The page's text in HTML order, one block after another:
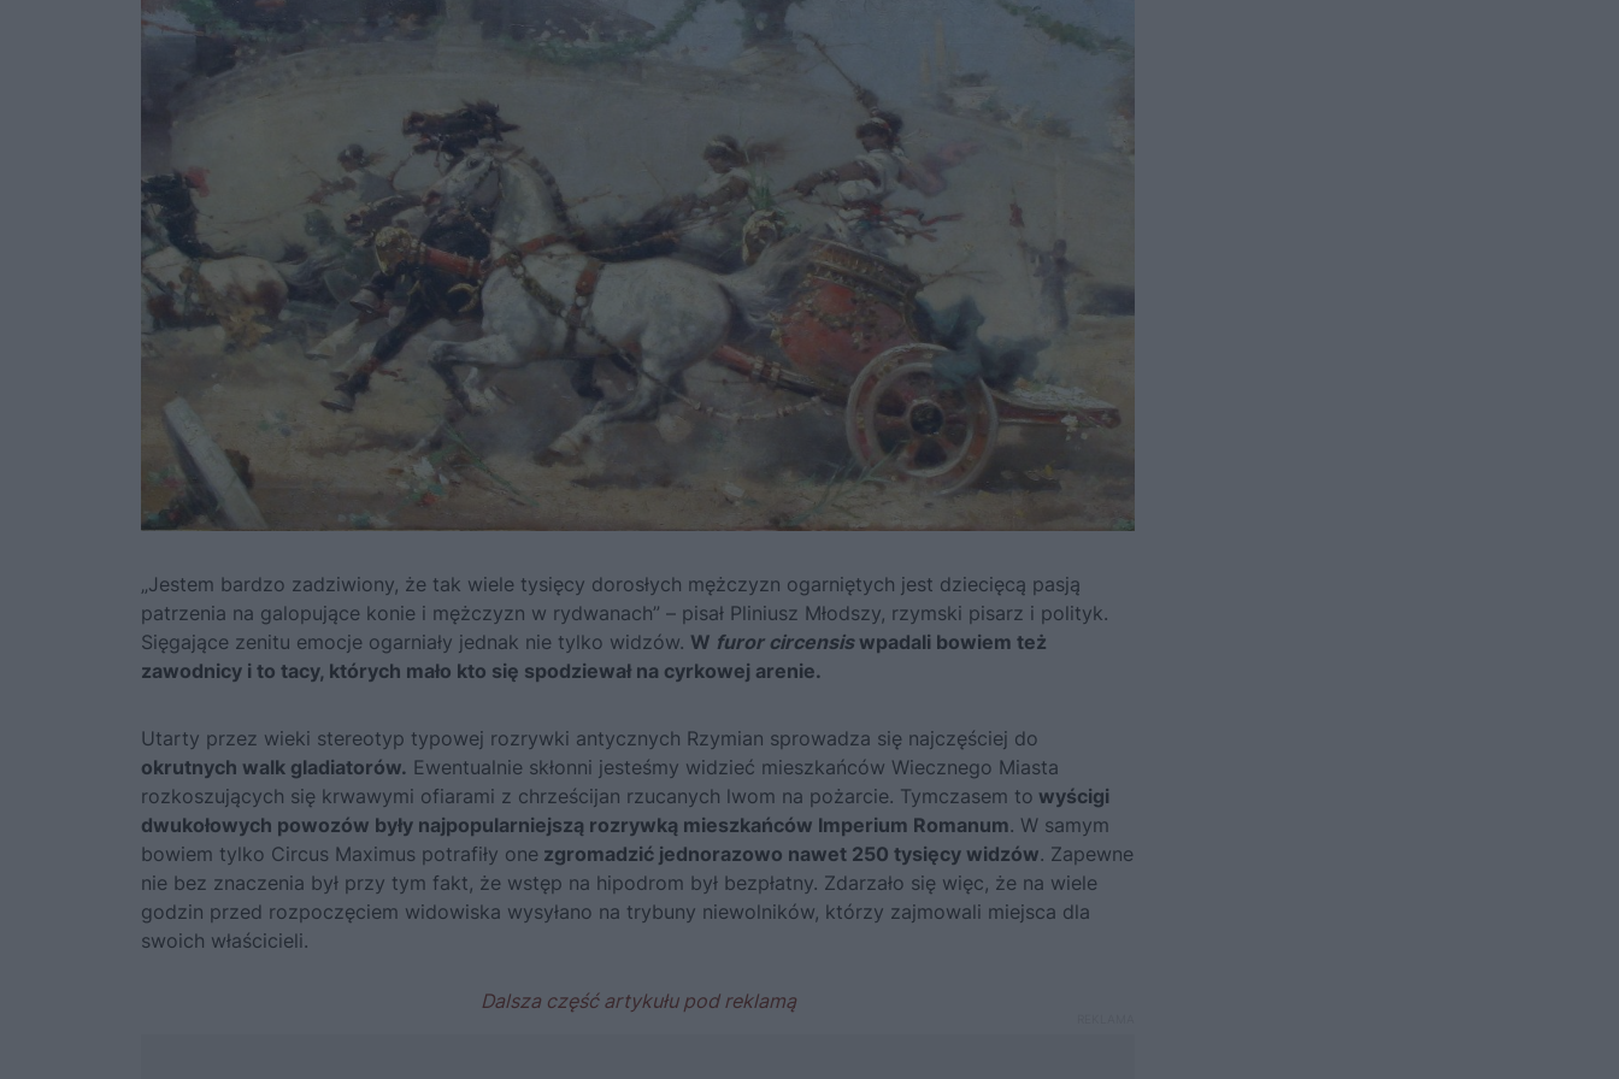
„Jestem bardzo zadziwiony, że tak wiele tysięcy dorosłych mężczyzn ogarniętych jest dziecięcą pasją
patrzenia na galopujące konie i mężczyzn w rydwanach” – pisał Pliniusz Młodszy, rzymski pisarz i polityk.
Sięgające zenitu emocje ogarniały jednak nie tylko widzów. W furor circensiswpadali bowiem też
zawodnicy i to tacy, których mało kto się spodziewał na cyrkowej arenie.
Utarty przez wieki stereotyp typowej rozrywki antycznych Rzymian sprowadza się najczęściej do
okrutnych walk gladiatorów. Ewentualnie skłonni jesteśmy widzieć mieszkańców Wiecznego Miasta
rozkoszujących się krwawymi ofiarami z chrześcijan rzucanych lwom na pożarcie. Tymczasem to wyścigi
dwukołowych powozów były najpopularniejszą rozrywką mieszkańców Imperium Romanum. W samym
bowiem tylko Circus Maximus potrafiły one zgromadzić jednorazowo nawet 250 tysięcy widzów. Zapewne
nie bez znaczenia był przy tym fakt, że wstęp na hipodrom był bezpłatny. Zdarzało się więc, że na wiele
godzin przed rozpoczęciem widowiska wysyłano na trybuny niewolników, którzy zajmowali miejsca dla
swoich właścicieli.